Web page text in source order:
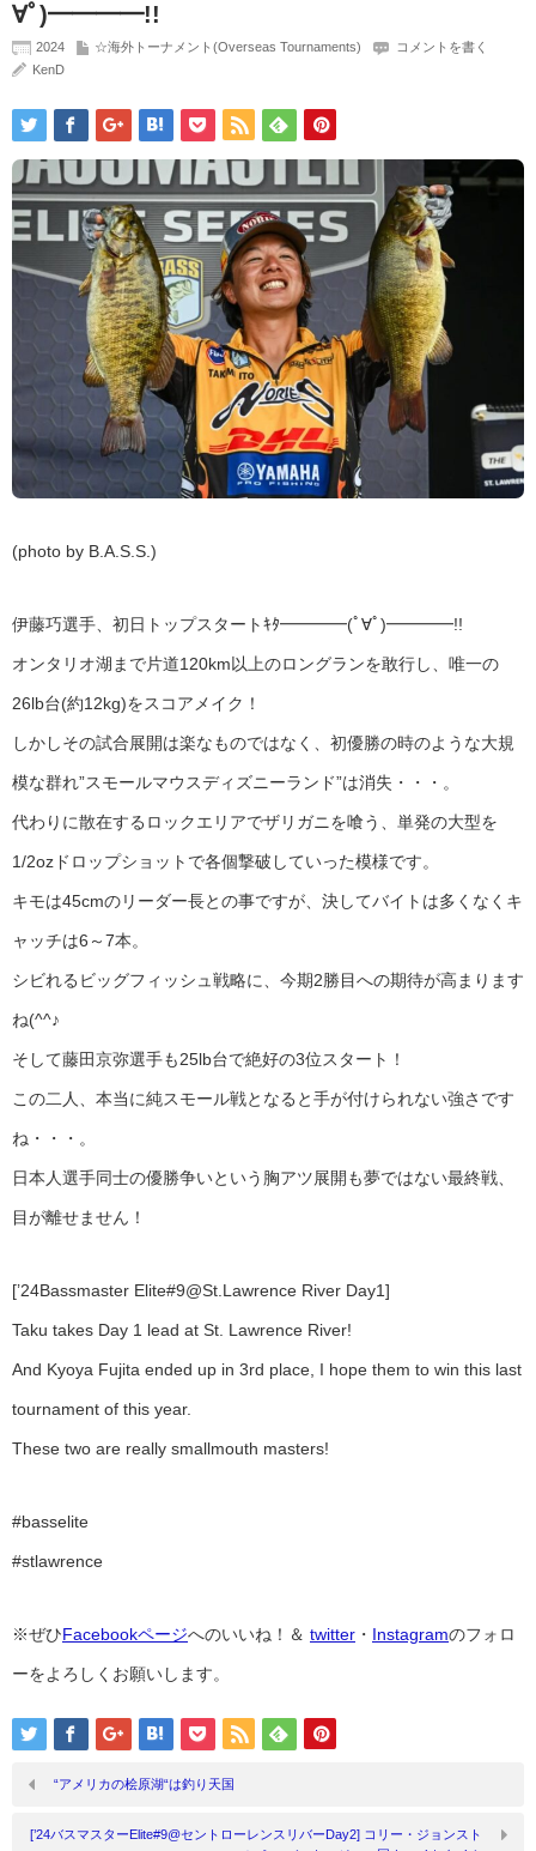
∀ﾟ)━━━━!!
2024 ☆海外トーナメント(Overseas Tournaments)
コメントを書く
KenD
(photo by B.A.S.S.)
伊藤巧選手、初日トップスタートｷﾀ━━━━(ﾟ∀ﾟ)━━━━!!
オンタリオ湖まで片道120km以上のロングランを敢行し、唯一の
26lb台(約12kg)をスコアメイク！
しかしその試合展開は楽なものではなく、初優勝の時のような大規
模な群れ”スモールマウスディズニーランド”は消失・・・。
代わりに散在するロックエリアでザリガニを喰う、単発の大型を
1/2ozドロップショットで各個撃破していった模様です。
キモは45cmのリーダー長との事ですが、決してバイトは多くなくキ
ャッチは6～7本。
シビれるビッグフィッシュ戦略に、今期2勝目への期待が高まります
ね(^^♪
そして藤田京弥選手も25lb台で絶好の3位スタート！
この二人、本当に純スモール戦となると手が付けられない強さです
ね・・・。
日本人選手同士の優勝争いという胸アツ展開も夢ではない最終戦、
目が離せません！
[’24Bassmaster Elite#9@St.Lawrence River Day1]
Taku takes Day 1 lead at St. Lawrence River!
And Kyoya Fujita ended up in 3rd place, I hope them to win this last
tournament of this year.
These two are really smallmouth masters!
#basselite
#stlawrence
※ぜひFacebookページへのいいね！＆ twitter ・ Instagramのフォロ
ーをよろしくお願いします。
“アメリカの桧原湖“は釣り天国
[’24バスマスターElite#9@セントローレンスリバーDay2] コリー・ジョンスト